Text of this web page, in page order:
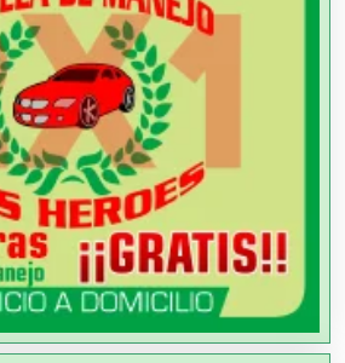
Autos
Cobranza
Colocación
Modelos